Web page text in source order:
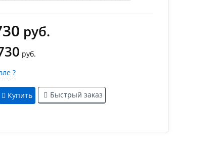
руб.
руб.
?
Купить Быстрый заказ